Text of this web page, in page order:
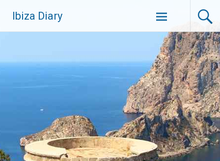
Inhalt
springen
Ibiza Diary